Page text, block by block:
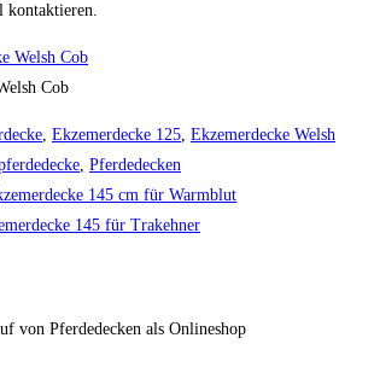
kontaktieren.
Cob
, Ekzemerdecke 125, Ekzemerdecke Welsh
, Pferdedecken
145 cm für Warmblut
145 für Trakehner
von Pferdedecken als Onlineshop